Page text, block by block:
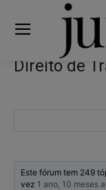
Direito de
Este fórum tem 249
vez 1 ano, 10 meses